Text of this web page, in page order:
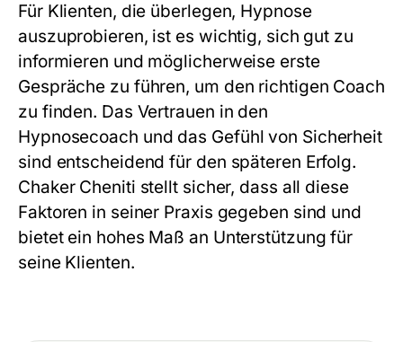
Für Klienten, die überlegen, Hypnose
auszuprobieren, ist es wichtig, sich gut zu
informieren und möglicherweise erste
Gespräche zu führen, um den richtigen Coach
zu finden. Das Vertrauen in den
Hypnosecoach und das Gefühl von Sicherheit
sind entscheidend für den späteren Erfolg.
Chaker Cheniti stellt sicher, dass all diese
Faktoren in seiner Praxis gegeben sind und
bietet ein hohes Maß an Unterstützung für
seine Klienten.